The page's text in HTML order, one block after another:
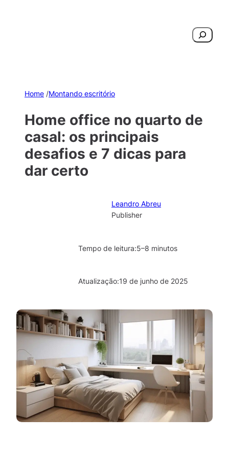
Pesquisar
Home /Montando escritório
Home office no quarto de
casal: os principais
desafios e 7 dicas para
dar certo
Leandro Abreu
Publisher
Tempo de leitura:5–8 minutos
Atualização:19 de junho de 2025